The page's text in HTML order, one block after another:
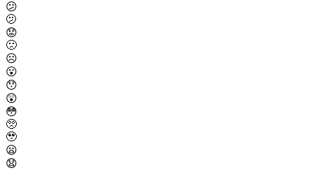
😕
🫤
😟
🙁
☹️
😮
😯
😲
😳
🥺
🥹
😦
😧